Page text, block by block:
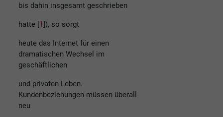
bis dahin insgesamt geschrieben
hatte [1]), so sorgt
heute das Internet für einen
dramatischen Wechsel im
geschäftlichen
und privaten Leben.
Kundenbeziehungen müssen überall
neu